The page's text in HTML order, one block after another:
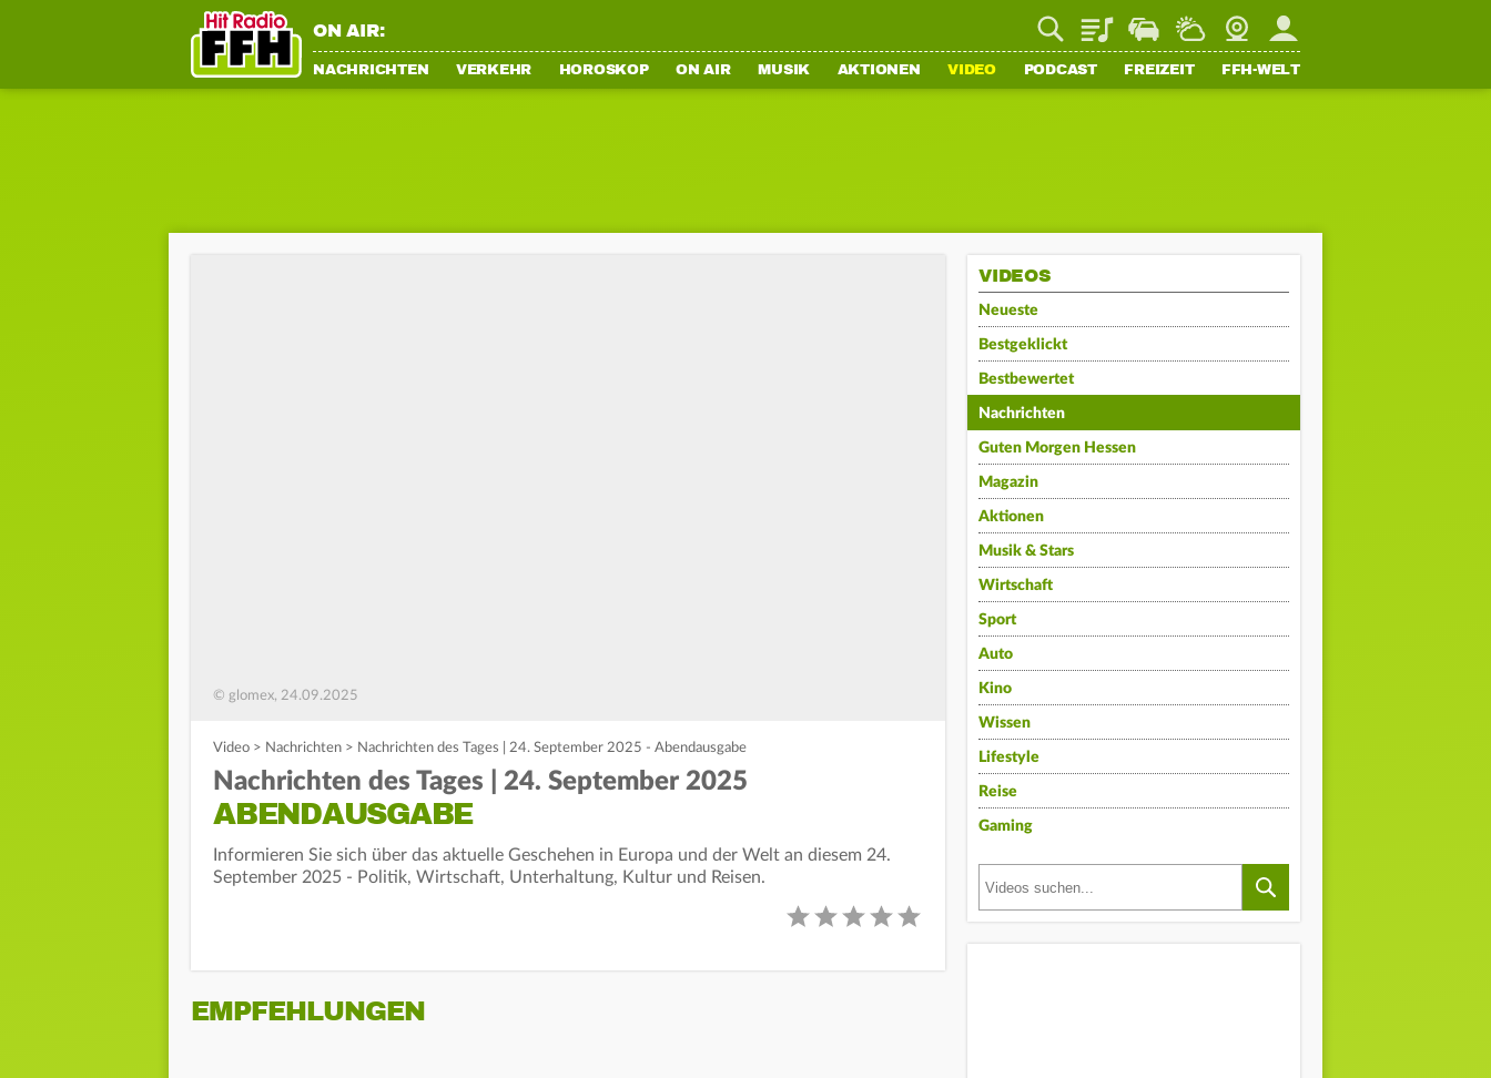
ON AIR: PlaylistStaupilotWetterWebcamMein FFH
NACHRICHTEN VERKEHR HOROSKOP ON AIR MUSIK AKTIONEN VIDEO PODCAST FREIZEIT FFH-WELT
© glomex, 24.09.2025
Video > Nachrichten > Nachrichten des Tages | 24. September 2025 - Abendausgabe
Nachrichten des Tages | 24. September 2025
ABENDAUSGABE
Informieren Sie sich über das aktuelle Geschehen in Europa und der Welt an diesem 24.
September 2025 - Politik, Wirtschaft, Unterhaltung, Kultur und Reisen.
EMPFEHLUNGEN
VIDEOS
Neueste
Bestgeklickt
Bestbewertet
Nachrichten
Guten Morgen Hessen
Magazin
Aktionen
Musik & Stars
Wirtschaft
Sport
Auto
Kino
Wissen
Lifestyle
Reise
Gaming